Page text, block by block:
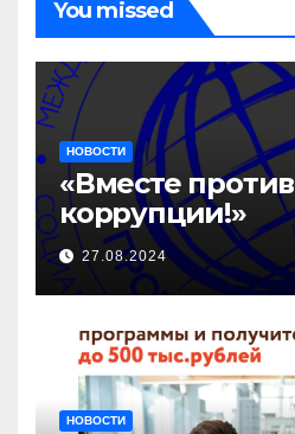
You missed
НОВОСТИ
«Вместе против
коррупции!»
27.08.2024
НОВОСТИ